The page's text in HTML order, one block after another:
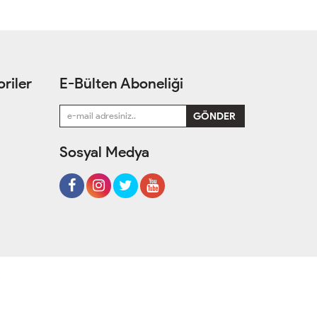
E-Bülten Aboneliği
Sosyal Medya